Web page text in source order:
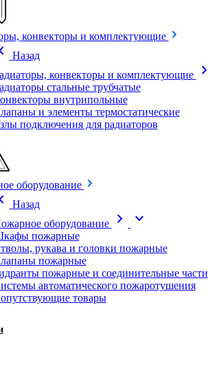
конвекторы и комплектующие
Назад
конвекторы и комплектующие
chevron_right
стальные трубчатые
внутрипольные
и элементы термостатические
подключения для радиаторов
оборудование
Назад
оборудование
chevron_right expand_more
пожарные
рукава и головки пожарные
пожарные
пожарные и соединительные части
автоматического пожаротушения
товары